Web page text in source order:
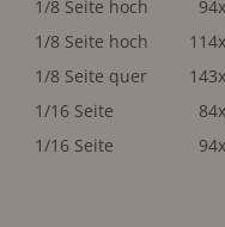
1/8 Seite hoch
1/8 Seite hoch
1/8 Seite quer
1/16 Seite
1/16 Seite